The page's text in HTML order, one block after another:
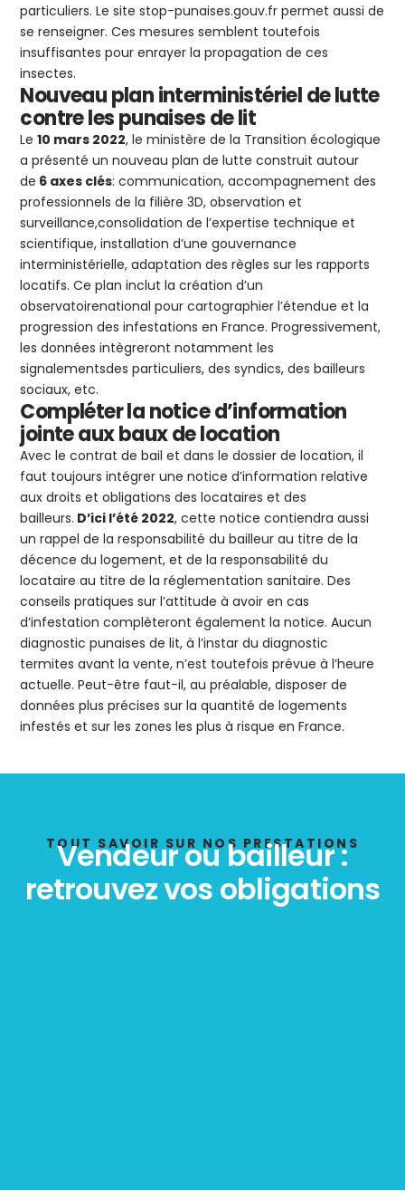
particuliers. Le site stop-punaises.gouv.fr permet aussi de
se renseigner. Ces mesures semblent toutefois
insuffisantes pour enrayer la propagation de ces
insectes.
Nouveau plan interministériel de lutte
contre les punaises de lit
Le10 mars 2022, le ministère de la Transition écologique
a présenté un nouveau plan de lutte construit autour
de 6 axes clés: communication, accompagnement des
professionnels de la filière 3D, observation et
surveillance,consolidation de l’expertise technique et
scientifique, installation d’une gouvernance
interministérielle, adaptation des règles sur les rapports
locatifs. Ce plan inclut la création d’un
observatoirenational pour cartographier l’étendue et la
progression des infestations en France. Progressivement,
les données intègreront notamment les
signalementsdes particuliers, des syndics, des bailleurs
sociaux, etc.
Compléter la notice d’information
jointe aux baux de location
Avec le contrat de bail et dans le dossier de location, il
faut toujours intégrer une notice d’information relative
aux droits et obligations des locataires et des
bailleurs. D’ici l’été 2022, cette notice contiendra aussi
un rappel de la responsabilité du bailleur au titre de la
décence du logement, et de la responsabilité du
locataire au titre de la réglementation sanitaire. Des
conseils pratiques sur l’attitude à avoir en cas
d’infestation complèteront également la notice. Aucun
diagnostic punaises de lit, à l’instar du diagnostic
termites avant la vente, n’est toutefois prévue à l’heure
actuelle. Peut-être faut-il, au préalable, disposer de
données plus précises sur la quantité de logements
infestés et sur les zones les plus à risque en France.
TOUT SAVOIR SUR NOS PRESTATIONS
Vendeur ou bailleur :
retrouvez vos obligations